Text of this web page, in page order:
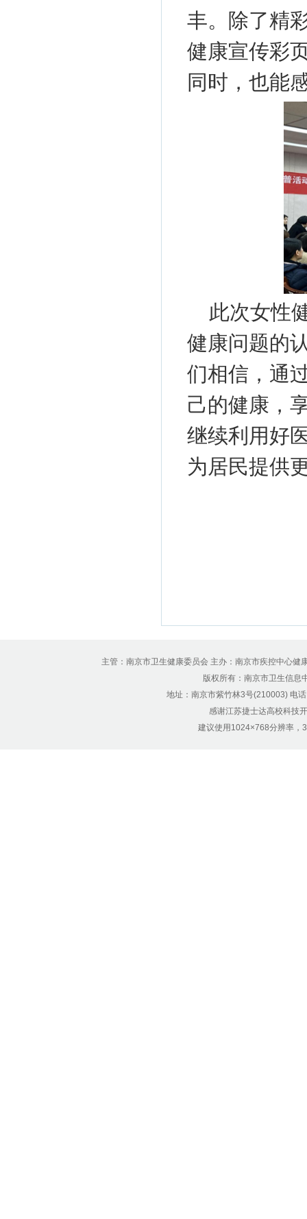
丰。除了精
健康宣传彩
同时，也能
此次女性
健康问题的
们相信，通
己的健康，
继续利用好
为居民提供
主管：南京市卫生健康委员会 主办：南京市疾控中心
版权所有：南京市卫生信
地址：南京市紫竹林3号(210003) 电
感谢江苏捷士达高校科技
建议使用1024×768分辨率，